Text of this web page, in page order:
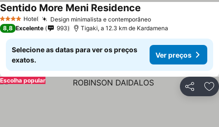
4 EstrelasHotel Design minimalista e contemporâneo
Sentido More Meni Residence
8,8 Excelente 993 Tigaki, a 12.3 km de Kardamena
Selecione as datas para ver os preços
exatos.
Ver preços
Partilhar
Escolha popular